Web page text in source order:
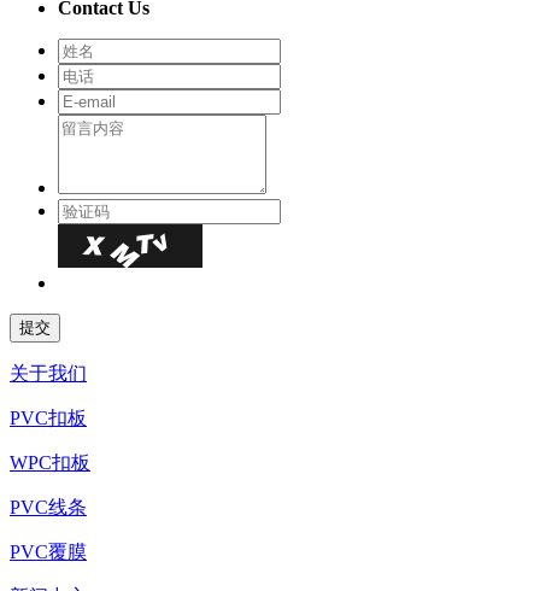
Contact Us
关于我们
PVC扣板
WPC扣板
PVC线条
PVC覆膜